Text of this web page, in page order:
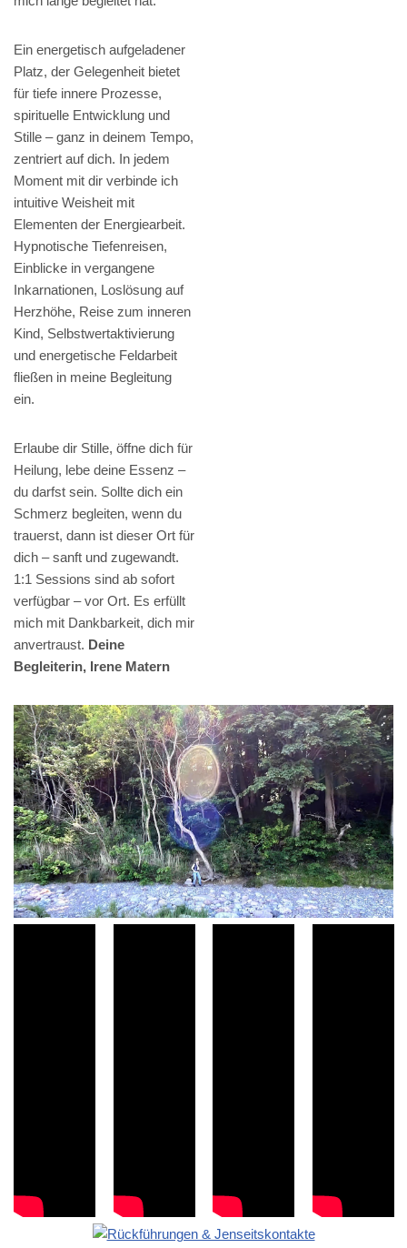
Ein energetisch aufgeladener
Platz, der Gelegenheit bietet
für tiefe innere Prozesse,
spirituelle Entwicklung und
Stille – ganz in deinem Tempo,
zentriert auf dich. In jedem
Moment mit dir verbinde ich
intuitive Weisheit mit
Elementen der Energiearbeit.
Hypnotische Tiefenreisen,
Einblicke in vergangene
Inkarnationen, Loslösung auf
Herzhöhe, Reise zum inneren
Kind, Selbstwertaktivierung
und energetische Feldarbeit
fließen in meine Begleitung
ein.
Erlaube dir Stille, öffne dich für
Heilung, lebe deine Essenz –
du darfst sein. Sollte dich ein
Schmerz begleiten, wenn du
trauerst, dann ist dieser Ort für
dich – sanft und zugewandt.
1:1 Sessions sind ab sofort
verfügbar – vor Ort. Es erfüllt
mich mit Dankbarkeit, dich mir
anvertraust. Deine
Begleiterin, Irene Matern